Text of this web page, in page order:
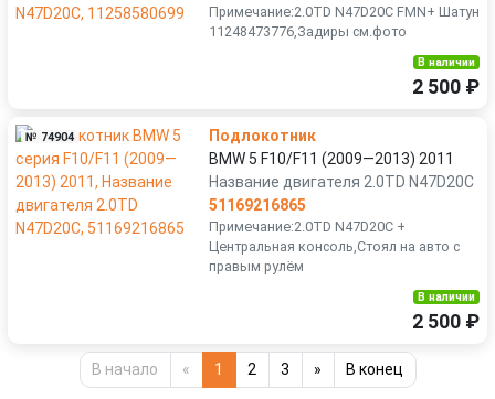
Примечание:2.0TD N47D20C FMN+ Шатун
11248473776,Задиры см.фото
В наличии
2 500 ₽
№ 74904
Подлокотник
BMW 5 F10/F11 (2009—2013) 2011
Название двигателя 2.0TD N47D20C
51169216865
Примечание:2.0TD N47D20C +
Центральная консоль,Стоял на авто с
правым рулём
В наличии
2 500 ₽
В начало « 1 2 3 » В конец